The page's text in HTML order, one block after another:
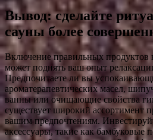
Вывод: сделайте
сауны более
Включение правильных продуктов
может поднять ваш опыт
Предпочитаете ли вы
ароматерапевтических масел,
ванны или очищающие свойства
существует широкий ассортимент
вашим предпочтениям.
аксессуары, такие как бамбуковые